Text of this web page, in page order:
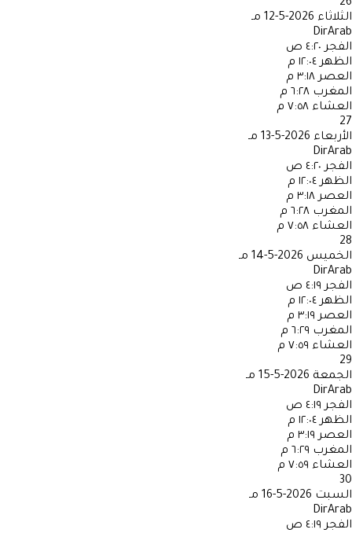
26
الثلاثاء 2026-5-12 مـ
DirArab
الفجر ٤:٢٠ ص
الظهر ١٢:٠٤ م
العصر ٣:١٨ م
المغرب ٦:٢٨ م
العشاء ٧:٥٨ م
27
الأربعاء 2026-5-13 مـ
DirArab
الفجر ٤:٢٠ ص
الظهر ١٢:٠٤ م
العصر ٣:١٨ م
المغرب ٦:٢٨ م
العشاء ٧:٥٨ م
28
الخميس 2026-5-14 مـ
DirArab
الفجر ٤:١٩ ص
الظهر ١٢:٠٤ م
العصر ٣:١٩ م
المغرب ٦:٢٩ م
العشاء ٧:٥٩ م
29
الجمعة 2026-5-15 مـ
DirArab
الفجر ٤:١٩ ص
الظهر ١٢:٠٤ م
العصر ٣:١٩ م
المغرب ٦:٢٩ م
العشاء ٧:٥٩ م
30
السبت 2026-5-16 مـ
DirArab
الفجر ٤:١٩ ص